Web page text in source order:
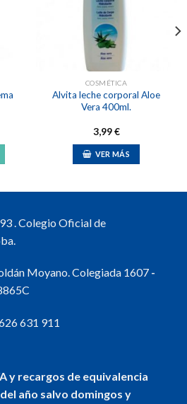
de
COSMÉTICA
Alvita leche corporal Aloe
Vera 400ml.
3,99€
VER MÁS
. Colegio Oficial de
Moyano. Colegiada 1607 -
631 911
y recargos de equivalencia
año salvo domingos y